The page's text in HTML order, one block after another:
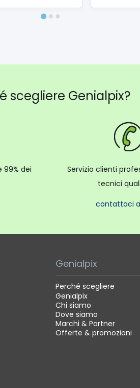
scegliere Genialpix?
99% dei
Servizio clienti
tecnici
contattaci
Genialpix
Perché scegliere
Genialpix
Chi siamo
Dove siamo
Marchi & Partner
Offerte & promozioni